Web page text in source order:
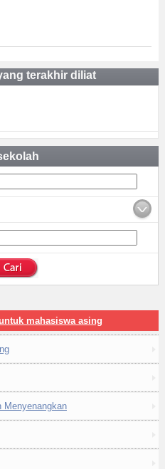
terakhir diliat
mahasiswa asing
Menyenangkan